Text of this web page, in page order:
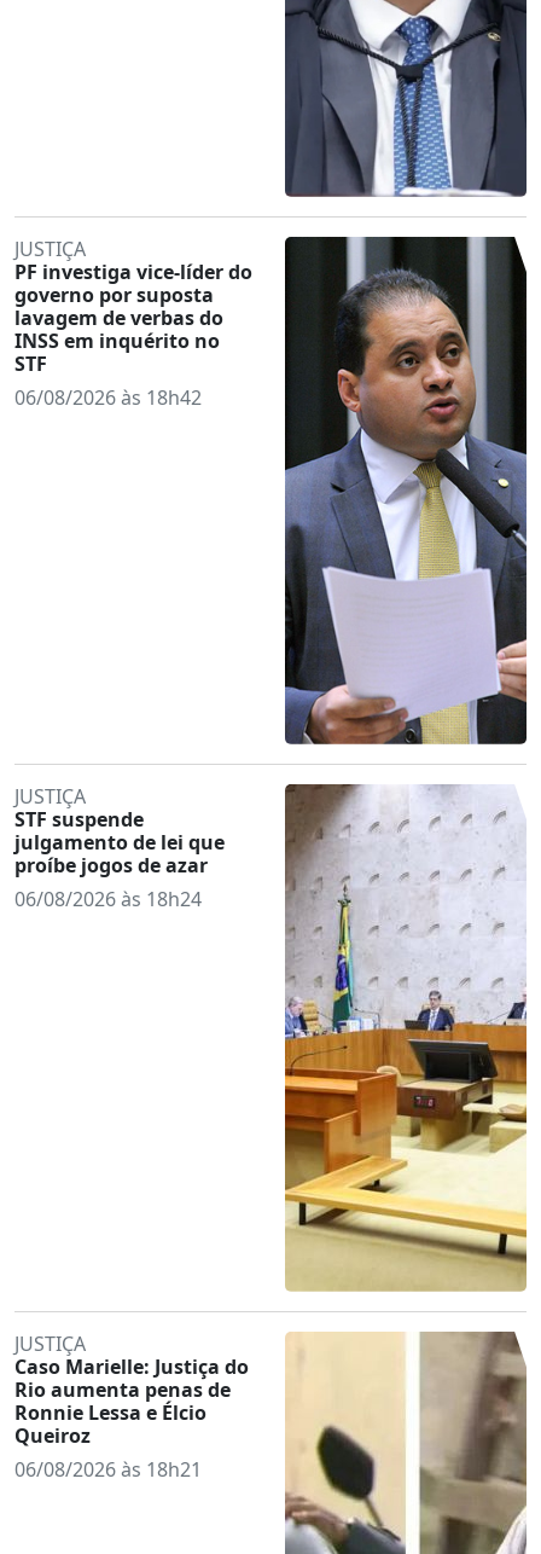
JUSTIÇA
PF investiga vice-líder do
governo por suposta
lavagem de verbas do
INSS em inquérito no
STF
06/08/2026 às 18h42
JUSTIÇA
STF suspende
julgamento de lei que
proíbe jogos de azar
06/08/2026 às 18h24
JUSTIÇA
Caso Marielle: Justiça do
Rio aumenta penas de
Ronnie Lessa e Élcio
Queiroz
06/08/2026 às 18h21